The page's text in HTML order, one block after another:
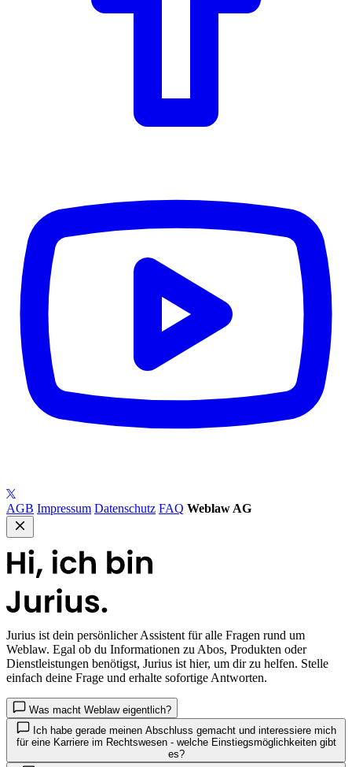
AGB Impressum Datenschutz FAQ Weblaw AG
Jurius ist dein persönlicher Assistent für alle Fragen rund um
Weblaw. Egal ob du Informationen zu Abos, Produkten oder
Dienstleistungen benötigst, Jurius ist hier, um dir zu helfen. Stelle
einfach deine Frage und erhalte sofortige Antworten.
Was macht Weblaw eigentlich?
Ich habe gerade meinen Abschluss gemacht und interessiere mich
für eine Karriere im Rechtswesen - welche Einstiegsmöglichkeiten gibt
es?